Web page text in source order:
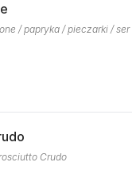
/ papryka / pieczarki / ser
Crudo